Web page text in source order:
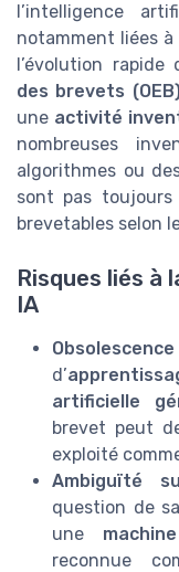
l’intelligence
notamment liées
l’évolution rapide
des brevets
une activité
nombreuses
algorithmes ou
sont pas toujours
brevetables selon
Risques liés à
IA
d’
artificielle
brevet peut
exploité
Ambiguïté
question de
une machine
reconnue